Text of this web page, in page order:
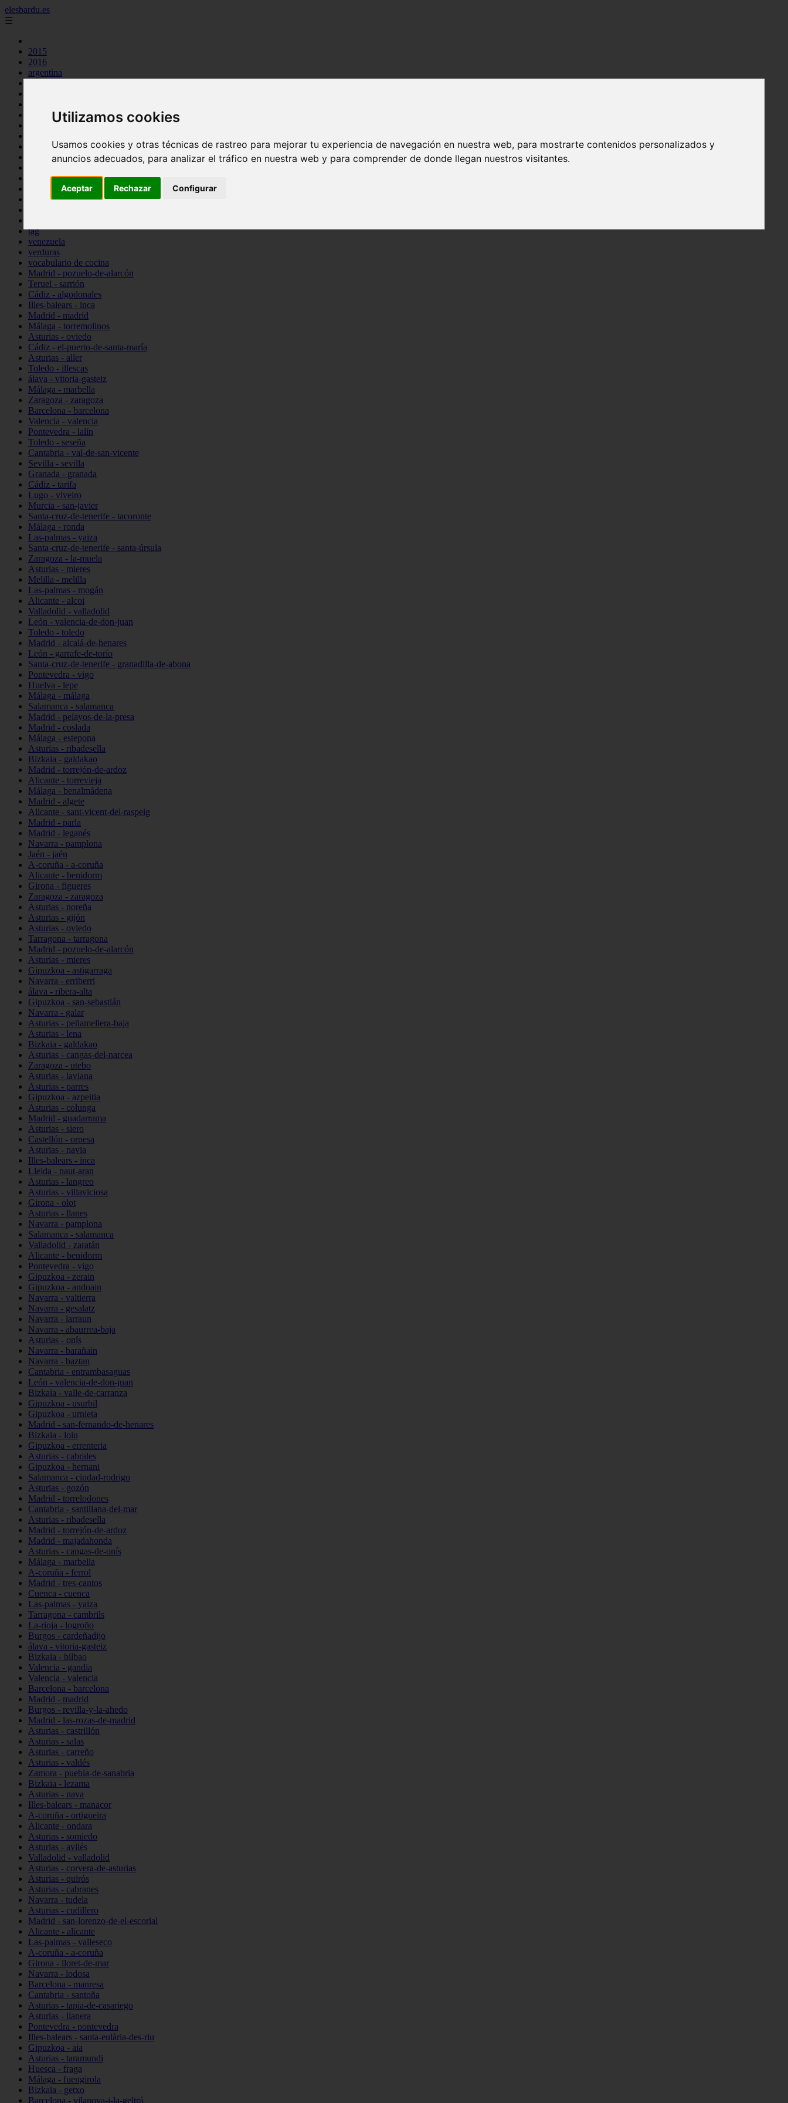
Utilizamos cookies
Usamos cookies y otras técnicas de rastreo para mejorar tu experiencia de navegación en nuestra web, para mostrarte contenidos personalizados y
anuncios adecuados, para analizar el tráfico en nuestra web y para comprender de donde llegan nuestros visitantes.
Aceptar Rechazar Configurar
elesbardu.es
☰
2015
2016
argentina
cocina casera
comidas
huevos
mariscos
postres
tag
venezuela
verduras
vocabulario de cocina
Madrid - pozuelo-de-alarcón
Teruel - sarrión
Cádiz - algodonales
Illes-balears - inca
Madrid - madrid
Málaga - torremolinos
Asturias - oviedo
Cádiz - el-puerto-de-santa-maría
Asturias - aller
Toledo - illescas
álava - vitoria-gasteiz
Málaga - marbella
Zaragoza - zaragoza
Barcelona - barcelona
Valencia - valencia
Pontevedra - lalín
Toledo - seseña
Cantabria - val-de-san-vicente
Sevilla - sevilla
Granada - granada
Cádiz - tarifa
Lugo - viveiro
Murcia - san-javier
Santa-cruz-de-tenerife - tacoronte
Málaga - ronda
Las-palmas - yaiza
Santa-cruz-de-tenerife - santa-úrsula
Zaragoza - la-muela
Asturias - mieres
Melilla - melilla
Las-palmas - mogán
Alicante - alcoi
Valladolid - valladolid
León - valencia-de-don-juan
Toledo - toledo
Madrid - alcalá-de-henares
León - garrafe-de-torío
Santa-cruz-de-tenerife - granadilla-de-abona
Pontevedra - vigo
Huelva - lepe
Málaga - málaga
Salamanca - salamanca
Madrid - pelayos-de-la-presa
Madrid - coslada
Málaga - estepona
Asturias - ribadesella
Bizkaia - galdakao
Madrid - torrejón-de-ardoz
Alicante - torrevieja
Málaga - benalmádena
Madrid - algete
Alicante - sant-vicent-del-raspeig
Madrid - parla
Madrid - leganés
Navarra - pamplona
Jaén - jaén
A-coruña - a-coruña
Alicante - benidorm
Girona - figueres
Zaragoza - zaragoza
Asturias - noreña
Asturias - gijón
Asturias - oviedo
Tarragona - tarragona
Madrid - pozuelo-de-alarcón
Asturias - mieres
Gipuzkoa - astigarraga
Navarra - erriberri
álava - ribera-alta
Gipuzkoa - san-sebastián
Navarra - galar
Asturias - peñamellera-baja
Asturias - lena
Bizkaia - galdakao
Asturias - cangas-del-narcea
Zaragoza - utebo
Asturias - laviana
Asturias - parres
Gipuzkoa - azpeitia
Asturias - colunga
Madrid - guadarrama
Asturias - siero
Castellón - orpesa
Asturias - navia
Illes-balears - inca
Lleida - naut-aran
Asturias - langreo
Asturias - villaviciosa
Girona - olot
Asturias - llanes
Navarra - pamplona
Salamanca - salamanca
Valladolid - zaratán
Alicante - benidorm
Pontevedra - vigo
Gipuzkoa - zerain
Gipuzkoa - andoain
Navarra - valtierra
Navarra - gesalatz
Navarra - larraun
Navarra - abaurrea-baja
Asturias - onís
Navarra - barañain
Navarra - baztan
Cantabria - entrambasaguas
León - valencia-de-don-juan
Bizkaia - valle-de-carranza
Gipuzkoa - usurbil
Gipuzkoa - urnieta
Madrid - san-fernando-de-henares
Bizkaia - loiu
Gipuzkoa - errenteria
Asturias - cabrales
Gipuzkoa - hernani
Salamanca - ciudad-rodrigo
Asturias - gozón
Madrid - torrelodones
Cantabria - santillana-del-mar
Asturias - ribadesella
Madrid - torrejón-de-ardoz
Madrid - majadahonda
Asturias - cangas-de-onís
Málaga - marbella
A-coruña - ferrol
Madrid - tres-cantos
Cuenca - cuenca
Las-palmas - yaiza
Tarragona - cambrils
La-rioja - logroño
Burgos - cardeñadijo
álava - vitoria-gasteiz
Bizkaia - bilbao
Valencia - gandia
Valencia - valencia
Barcelona - barcelona
Madrid - madrid
Burgos - revilla-y-la-ahedo
Madrid - las-rozas-de-madrid
Asturias - castrillón
Asturias - salas
Asturias - carreño
Asturias - valdés
Zamora - puebla-de-sanabria
Bizkaia - lezama
Asturias - nava
Illes-balears - manacor
A-coruña - ortigueira
Alicante - ondara
Asturias - somiedo
Asturias - avilés
Valladolid - valladolid
Asturias - corvera-de-asturias
Asturias - quirós
Asturias - cabranes
Navarra - tudela
Asturias - cudillero
Madrid - san-lorenzo-de-el-escorial
Alicante - alicante
Las-palmas - valleseco
A-coruña - a-coruña
Girona - lloret-de-mar
Navarra - lodosa
Barcelona - manresa
Cantabria - santoña
Asturias - tapia-de-casariego
Asturias - llanera
Pontevedra - pontevedra
Illes-balears - santa-eulària-des-riu
Gipuzkoa - aia
Asturias - taramundi
Huesca - fraga
Málaga - fuengirola
Bizkaia - getxo
Barcelona - vilanova-i-la-geltrú